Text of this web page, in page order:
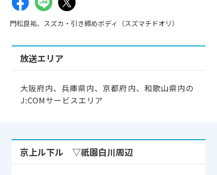
門松良祐、スズカ・引き締めボディ（スズマチドオリ）
放送エリア
大阪府内、兵庫県内、京都府内、和歌山県内の
J:COMサービスエリア
京上ル下ル ▽祇園白川周辺